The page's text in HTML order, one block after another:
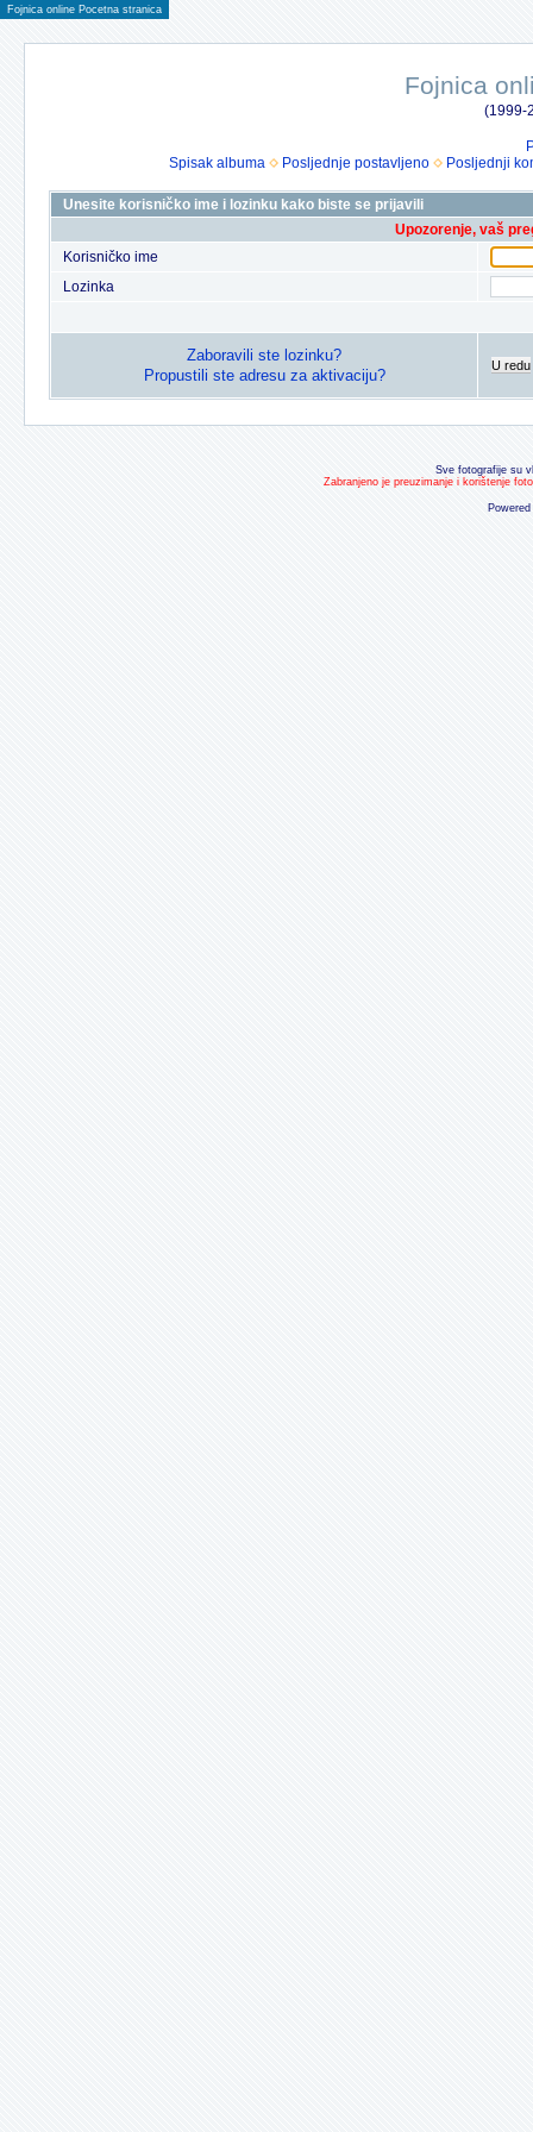
Fojnica online Pocetna stranica
Fojnica
(1999-
Spisak albuma
Posljednje postavljeno Posljednji
Unesite korisničko ime i lozinku kako biste se prijavili
Upozorenje, vaš
Korisničko ime
Lozinka
Zaboravili ste lozinku?
Propustili ste adresu za aktivaciju?
U redu
Sve fotografije su
Zabranjeno je preuzimanje i korištenje